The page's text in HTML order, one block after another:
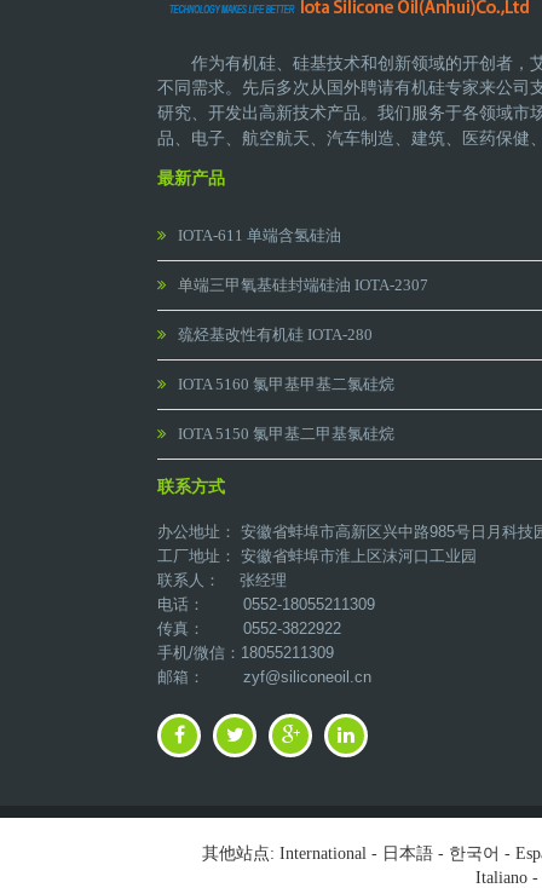
作为有机硅、硅基技术和创新领域的开创者，
不同需求。先后多次从国外聘请有机硅专家来公司
研究、开发出高新技术产品。 我们服务于各领域市
品、电子、航空航天、汽车制造、建筑、医药保健
最新产品
IOTA-611 单端含氢硅油
单端三甲氧基硅封端硅油 IOTA-2307
巯烃基改性有机硅 IOTA-280
IOTA 5160 氯甲基甲基二氯硅烷
IOTA 5150 氯甲基二甲基氯硅烷
联系方式
办公地址： 安徽省蚌埠市高新区兴中路985号日月科技
工厂地址： 安徽省蚌埠市淮上区沫河口工业园
联系人： 张经理
电话： 0552-18055211309
传真： 0552-3822922
手机/微信：18055211309
邮箱： zyf@siliconeoil.cn
其他站点: International- 日本語- 한국어 -
Italiano-